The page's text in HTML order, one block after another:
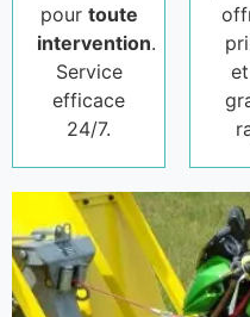
pour toute
intervention.
Service
efficace
24/7.